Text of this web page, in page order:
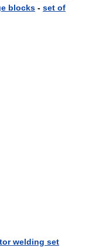
blocks - set of
welding set